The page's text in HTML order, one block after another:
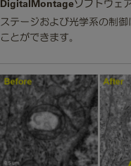
DigitalMontageソフトウェ
ステージおよび光学系の制
ことができます。